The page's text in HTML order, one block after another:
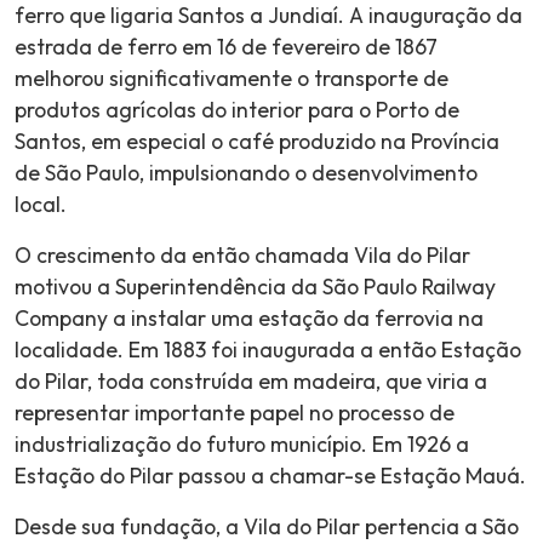
ferro que ligaria Santos a Jundiaí. A inauguração da
estrada de ferro em 16 de fevereiro de 1867
melhorou significativamente o transporte de
produtos agrícolas do interior para o Porto de
Santos, em especial o café produzido na Província
de São Paulo, impulsionando o desenvolvimento
local.
O crescimento da então chamada Vila do Pilar
motivou a Superintendência da São Paulo Railway
Company a instalar uma estação da ferrovia na
localidade. Em 1883 foi inaugurada a então Estação
do Pilar, toda construída em madeira, que viria a
representar importante papel no processo de
industrialização do futuro município. Em 1926 a
Estação do Pilar passou a chamar-se Estação Mauá.
Desde sua fundação, a Vila do Pilar pertencia a São